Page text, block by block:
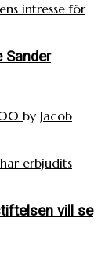
intresse för
Sander
by Jacob
erbjudits
vill se